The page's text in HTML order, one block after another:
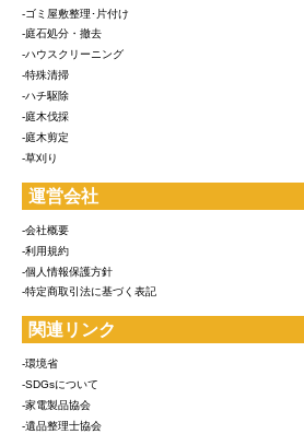
-ゴミ屋敷整理･片付け
-庭石処分・撤去
-ハウスクリーニング
-特殊清掃
-ハチ駆除
-庭木伐採
-庭木剪定
-草刈り
運営会社
-会社概要
-利用規約
-個人情報保護方針
-特定商取引法に基づく表記
関連リンク
-環境省
-SDGsについて
-家電製品協会
-遺品整理士協会